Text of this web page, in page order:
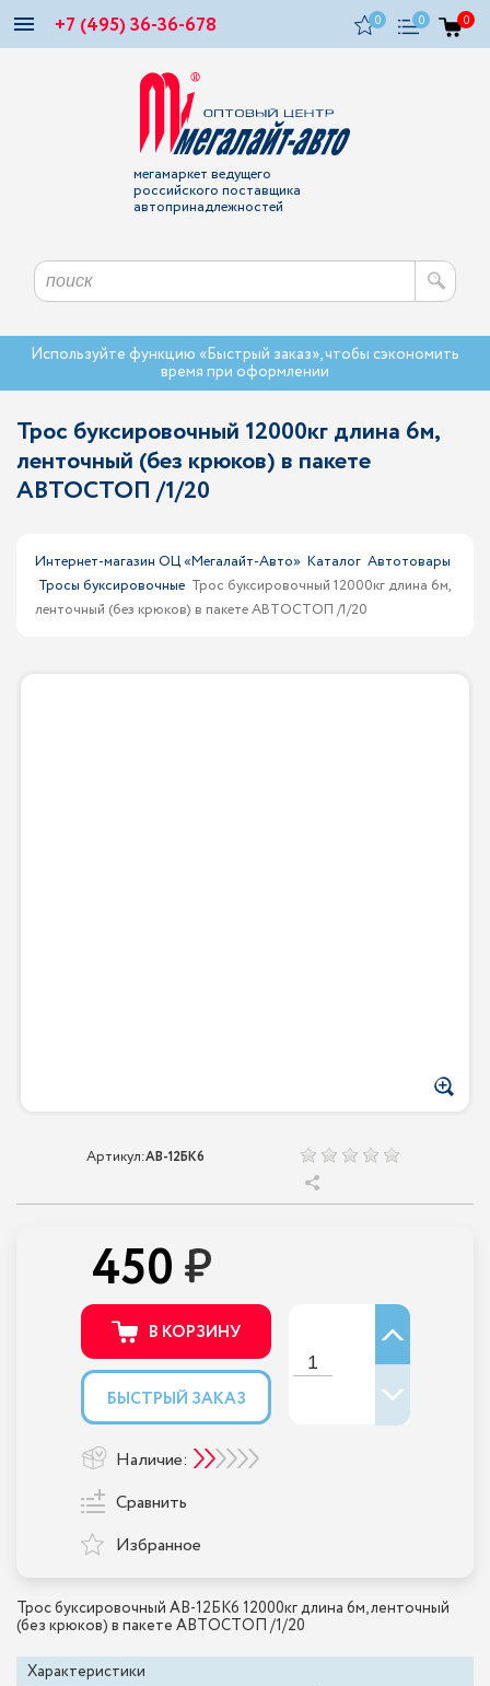
+7 (495) 36-36-678 0 0 0
мегамаркет ведущего
российского поставщика
автопринадлежностей
Используйте функцию «Быстрый заказ», чтобы сэкономить
время при оформлении
Трос буксировочный 12000кг длина 6м,
ленточный (без крюков) в пакете
АВТОСТОП /1/20
Интернет-магазин ОЦ «Мегалайт-Авто» Каталог Автотовары
Тросы буксировочные Трос буксировочный 12000кг длина 6м,
ленточный (без крюков) в пакете АВТОСТОП /1/20
Артикул:AB-12БК6
Трос буксировочный AB-12БК6 12000кг длина 6м, ленточный
(без крюков) в пакете АВТОСТОП /1/20
Характеристики
450
В КОРЗИНУ
БЫСТРЫЙ ЗАКАЗ
Наличие:
Сравнить
Избранное